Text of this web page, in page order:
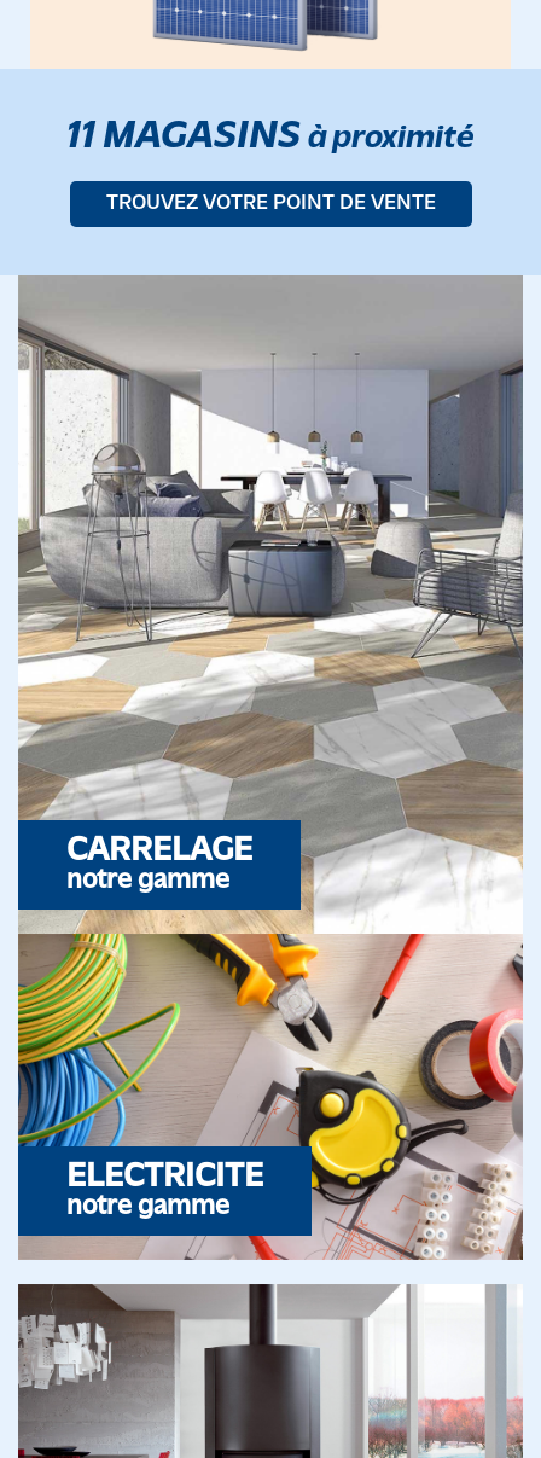
11 MAGASINS à proximité
TROUVEZ VOTRE POINT DE VENTE
CARRELAGE
notre gamme
ELECTRICITE
notre gamme